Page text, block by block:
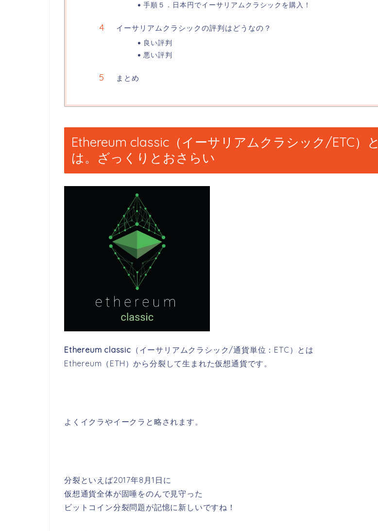
手順５．日本円でイーサリアムクラシックを購入！
イーサリアムクラシックの評判はどうなの？
良い評判
悪い評判
まとめ
Ethereum classic（イーサリアムクラシック/ETC）と
は。ざっくりとおさらい
Ethereum classic （イーサリアムクラシック/通貨単位：ETC）とは
Ethereum（ETH）から分裂して生まれた仮想通貨です。
よくイクラやイークラと略されます。
分裂といえば2017年8月1日に
仮想通貨全体が固唾をのんで見守った
ビットコイン分裂問題が記憶に新しいですね！